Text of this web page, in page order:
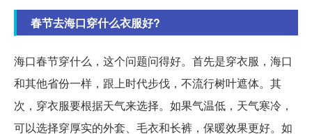
春节去海口穿什么衣服好?
海口春节穿什么，这个问题问得好。首先是穿衣服，海口
和其他省份一样，跟上时代步伐，不流行树叶遮体。其
次，穿衣服要根据天气来选择。如果气温低，天气寒冷，
可以选择穿厚实的外套、毛衣和长裤，保暖效果更好。如